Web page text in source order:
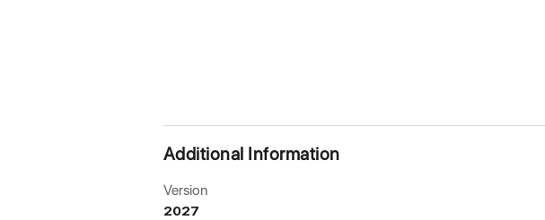
Additional Information
Version
2027